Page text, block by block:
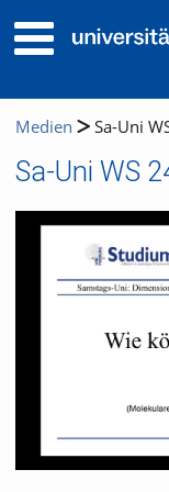
Medien Sa-Uni
Sa-Uni WS